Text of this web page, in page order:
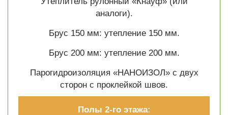
аналоги).
Брус 150 мм: утепление 150 мм.
Брус 200 мм: утепление 200 мм.
Парогидроизоляция «НАНОИЗОЛ» с двух
сторон с проклейкой швов.
Полы 2-го этажа: